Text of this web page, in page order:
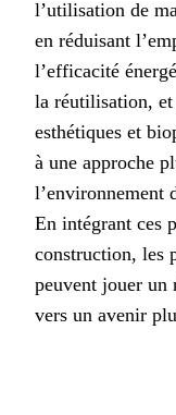
l’utilisation de
en réduisant
l’efficacité
la réutilisation, et
esthétiques et
à une approche
l’environnement
En intégrant ces
construction, les
peuvent jouer un
vers un avenir